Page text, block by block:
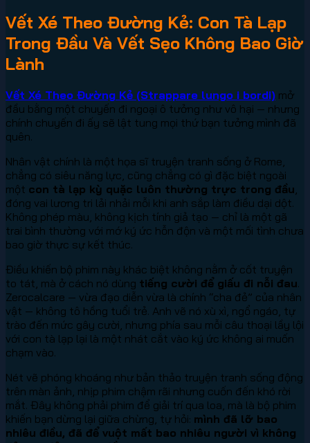
Vết Xé Theo Đường Kẻ: Con Tà Lạp
Trong Đầu Và Vết Sẹo Không Bao Giờ
Lành
Vết Xé Theo Đường Kẻ (Strappare lungo i bordi) mở
đầu bằng một chuyến đi ngoại ô tưởng như vô hại — nhưng
chính chuyến đi ấy sẽ lật tung mọi thứ bạn tưởng mình đã
quên.
Nhân vật chính là một họa sĩ truyện tranh sống ở Rome,
chẳng có siêu năng lực, cũng chẳng có gì đặc biệt ngoài
một con tà lạp kỳ quặc luôn thường trực trong đầu
đóng vai lương tri lải nhải mỗi khi anh sắp làm điều dại dột.
Không phép màu, không kịch tính giả tạo — chỉ là một gã
trai bình thường với mớ ký ức hỗn độn và một mối tình chưa
bao giờ thực sự kết thúc.
Điều khiến bộ phim này khác biệt không nằm ở cốt truyện
to tát, mà ở cách nó dùng tiếng cười để giấu đi nỗi đau.
Zerocalcare — vừa đạo diễn vừa là chính “cha đẻ” của nhân
vật — không tô hồng tuổi trẻ. Anh vẽ nó xù xì, ngổ ngáo, tự
trào đến mức gây cười, nhưng phía sau mỗi câu thoại lầy lội
với con tà lạp lại là một nhát cắt vào ký ức không ai muốn
chạm vào.
Nét vẽ phóng khoáng như bản thảo truyện tranh sống động
trên màn ảnh, nhịp phim chậm rãi nhưng cuốn đến khó rời
mắt. Đây không phải phim để giải trí qua loa, mà là bộ phim
khiến bạn dừng lại giữa chừng, tự hỏi: mình đã lỡ bao
nhiêu điều, đã để vuột mất bao nhiêu người vì không